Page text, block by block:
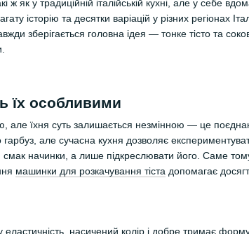
ж як у традиційній італійській кухні, але у себе
та десятки варіацій у різних регіонах
зберігається головна ідея — тонке тісто та
їх особливими
але їхня суть залишається незмінною — це
але сучасна кухня дозволяє
начинки, а лише підкреслювати його. Саме
машинки для розкачування тіста допомагає
насичений колір і добре тримає